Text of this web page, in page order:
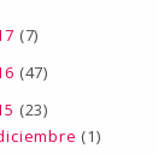
(7)
(47)
(23)
(1)